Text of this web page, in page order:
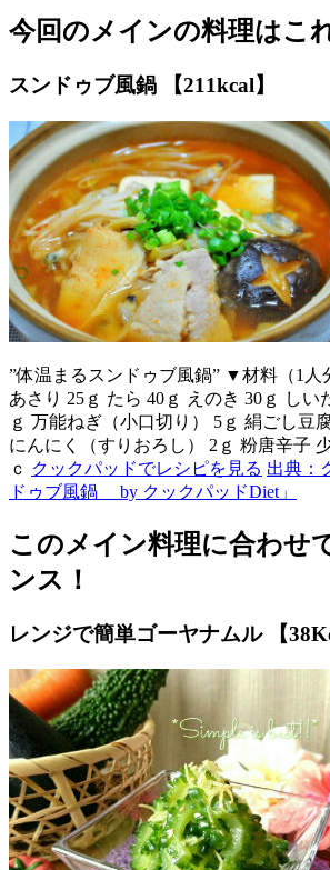
今回のメインの料理はこ
スンドゥブ風鍋 【211kcal】
”体温まるスンドゥブ風鍋” ▼材料（1人
あさり 25ｇ たら 40ｇ えのき 30ｇ しい
ｇ 万能ねぎ（小口切り） 5ｇ 絹ごし豆
にんにく（すりおろし） 2ｇ 粉唐辛子
ｃ クックパッドでレシピを見る 出典：
ドゥブ風鍋 by クックパッドDiet」
このメイン料理に合わせ
ンス！
レンジで簡単ゴーヤナムル 【